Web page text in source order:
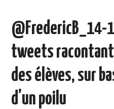
@FredericB_14-
tweets
des élèves, sur
d’un poilu